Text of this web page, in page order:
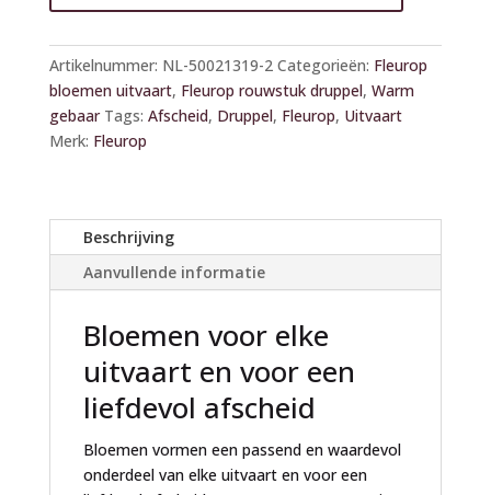
l
t
e
r
n
i
v
Artikelnummer: NL-50021319-2 Categorieën: Fleurop
bloemen uitvaart, Fleurop rouwstuk druppel, Warm
gebaar Tags: Afscheid, Druppel, Fleurop, Uitvaart
Merk: Fleurop
Beschrijving
Aanvullende informatie
Bloemen voor elke
uitvaart en voor een
liefdevol afscheid
Bloemen vormen een passend en waardevol
onderdeel van elke uitvaart en voor een